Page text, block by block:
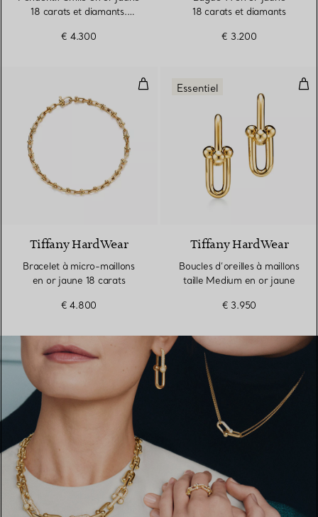
18 carats et diamants.
€ 4.300
18 carats et diamants
€ 3.200
Bracelet à micro-maillons en or
Tiffany HardWear
Bracelet à micro-maillons
en or jaune 18 carats
€ 4.800
Essentiel
Tiffany HardWear
Boucles d’oreilles à maillons
taille Medium en or jaune
€ 3.950